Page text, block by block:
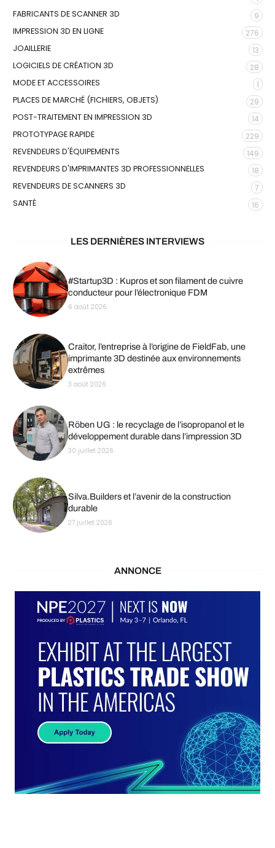
FABRICANTS DE SCANNER 3D
9
IMPRESSION 3D EN LIGNE
276
JOAILLERIE
13
LOGICIELS DE CRÉATION 3D
28
MODE ET ACCESSOIRES
1
PLACES DE MARCHÉ (FICHIERS, OBJETS)
29
POST-TRAITEMENT EN IMPRESSION 3D
14
PROTOTYPAGE RAPIDE
229
REVENDEURS D'ÉQUIPEMENTS
149
REVENDEURS D'IMPRIMANTES 3D PROFESSIONNELLES
18
REVENDEURS DE SCANNERS 3D
7
SANTÉ
16
LES DERNIÈRES INTERVIEWS
#Startup3D : Kupros et son filament de cuivre
conducteur pour l’électronique FDM
6 août 2026
Craitor, l’entreprise à l’origine de FieldFab, une
imprimante 3D destinée aux environnements
extrêmes
3 août 2026
Röben UG : le recyclage de l’isopropanol et le
développement durable dans l’impression 3D
30 juillet 2026
Silva.Builders et l’avenir de la construction
durable
27 juillet 2026
ANNONCE